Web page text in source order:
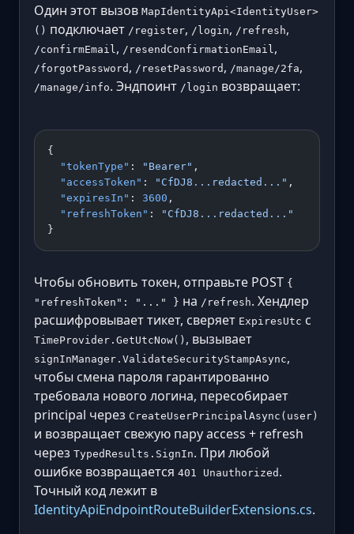
Один этот вызов MapIdentityApi<IdentityUser>
() подключает /register, /login, /refresh,
/confirmEmail , /resendConfirmationEmail ,
/forgotPassword , /resetPassword , /manage/2fa,
/manage/info. Эндпоинт /login возвращает:
{
  "tokenType"
: "Bearer" ,
  "accessToken"
: "CfDJ8...redacted..." ,
  "expiresIn"
: 3600 ,
  "refreshToken"
:
"CfDJ8...redacted..."
}
Чтобы обновить токен, отправьте POST {
"refreshToken": "..." } на /refresh. Хендлер
расшифровывает тикет, сверяет ExpiresUtc с
TimeProvider.GetUtcNow() , вызывает
signInManager.ValidateSecurityStampAsync,
чтобы смена пароля гарантированно
требовала нового логина, пересобирает
principal через CreateUserPrincipalAsync(user)
и возвращает свежую пару access + refresh
через TypedResults.SignIn. При любой
ошибке возвращается 401 Unauthorized .
Точный код лежит в
IdentityApiEndpointRouteBuilderExtensions.cs.